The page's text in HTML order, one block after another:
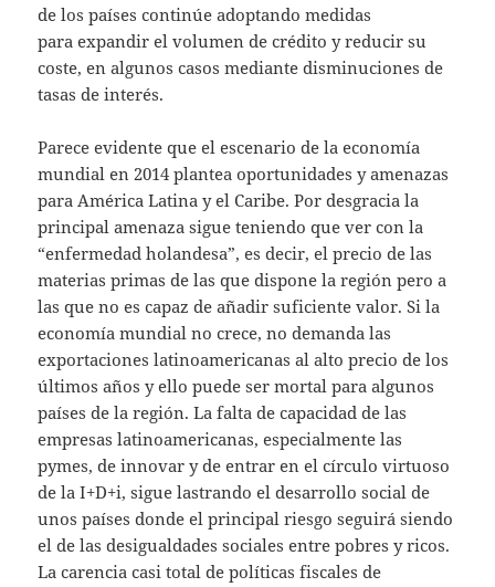
de los países continúe adoptando medidas
para expandir el volumen de crédito y reducir su
coste, en algunos casos mediante disminuciones de
tasas de interés.
Parece evidente que el escenario de la economía
mundial en 2014 plantea oportunidades y amenazas
para América Latina y el Caribe. Por desgracia la
principal amenaza sigue teniendo que ver con la
“enfermedad holandesa”, es decir, el precio de las
materias primas de las que dispone la región pero a
las que no es capaz de añadir suficiente valor. Si la
economía mundial no crece, no demanda las
exportaciones latinoamericanas al alto precio de los
últimos años y ello puede ser mortal para algunos
países de la región. La falta de capacidad de las
empresas latinoamericanas, especialmente las
pymes, de innovar y de entrar en el círculo virtuoso
de la I+D+i, sigue lastrando el desarrollo social de
unos países donde el principal riesgo seguirá siendo
el de las desigualdades sociales entre pobres y ricos.
La carencia casi total de políticas fiscales de